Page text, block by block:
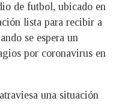
de futbol, ubicado en
lista para recibir a
se espera un
por coronavirus en
una situación